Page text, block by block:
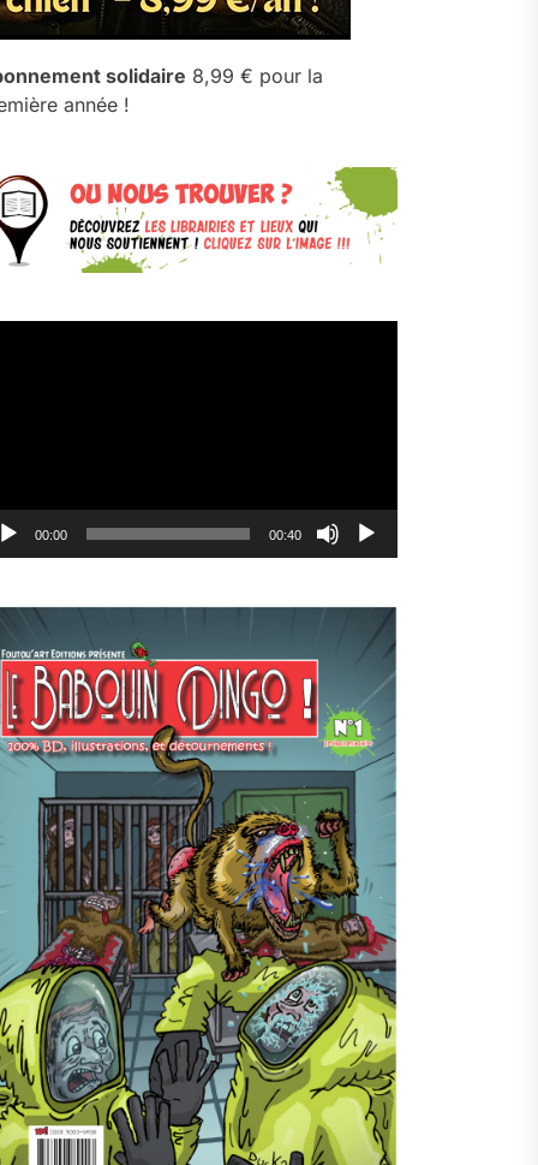
solidaire 8,99 € pour la
année !
00:00 00:40